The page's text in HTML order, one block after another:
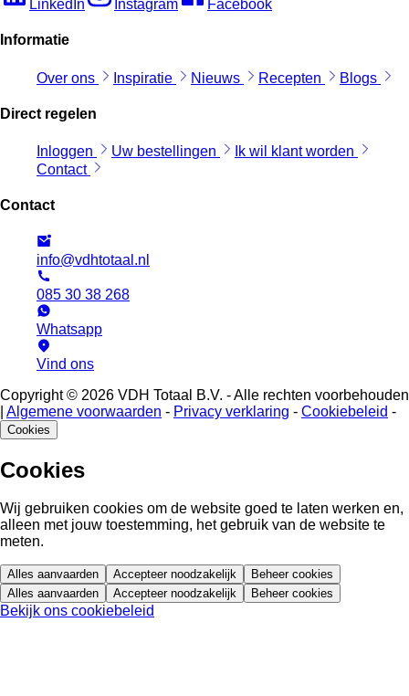
LinkedIn Instagram Facebook
Informatie
Over ons Inspiratie Nieuws Recepten Blogs
Direct regelen
Inloggen Uw bestellingen
Ik wil klant worden
Contact
Contact
info@vdhtotaal.nl
085 30 38 268
Whatsapp
Vind ons
Copyright © 2026 VDH Totaal B.V. - Alle rechten voorbehouden
Algemene voorwaarden - Privacy verklaring - Cookiebeleid -
Cookies
Cookies
Wij gebruiken cookies om de website goed te laten werken en,
alleen met jouw toestemming, het gebruik van de website te
meten.
Alles aanvaarden Accepteer noodzakelijk
Beheer cookies
Alles aanvaarden
Accepteer noodzakelijk Beheer cookies
Bekijk ons cookiebeleid